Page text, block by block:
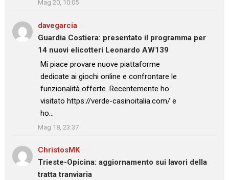
Mag 20, 10:05
davegarcia
Guardia Costiera: presentato il programma per
14 nuovi elicotteri Leonardo AW139
: “
Mi piace provare nuove piattaforme
dedicate ai giochi online e confrontare le
funzionalità offerte. Recentemente ho
visitato https://verde-casinoitalia.com/ e
ho…
”
Mag 18, 23:37
ChristosMKsu
Trieste-Opicina: aggiornamento sui lavori della
tratta tranviaria